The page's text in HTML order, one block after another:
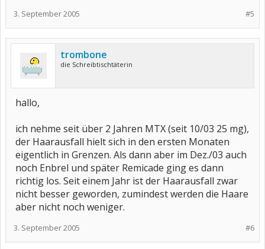
#5
3. September 2005
trombone
die Schreibtischtäterin
hallo,
ich nehme seit über 2 Jahren MTX (seit 10/03 25 mg),
der Haarausfall hielt sich in den ersten Monaten
eigentlich in Grenzen. Als dann aber im Dez./03 auch
noch Enbrel und später Remicade ging es dann
richtig los. Seit einem Jahr ist der Haarausfall zwar
nicht besser geworden, zumindest werden die Haare
aber nicht noch weniger.
#6
3. September 2005